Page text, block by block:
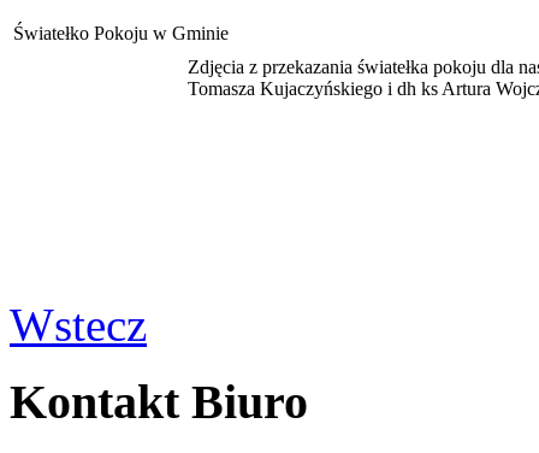
Światełko Pokoju w Gminie
Zdjęcia z przekazania światełka pokoju dla
Tomasza Kujaczyńskiego i dh ks Artura
Wstecz
Kontakt Biuro